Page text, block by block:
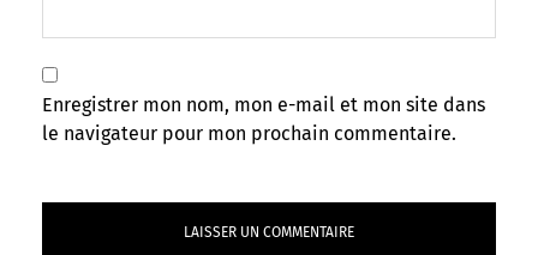
Enregistrer mon nom, mon e-mail et mon site dans
le navigateur pour mon prochain commentaire.